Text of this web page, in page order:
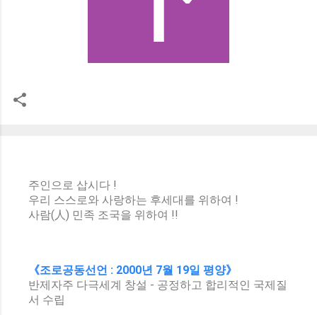
주인으로 삽시다 !
우리 스스로와 사랑하는 후세대를 위하여 !
사람(人) 민족 조국을 위하여 !!
《조로공동선언 : 2000년 7월 19일 평양》
반제자주 다극세계 창설 - 공정하고 합리적인 국제질
서 수립